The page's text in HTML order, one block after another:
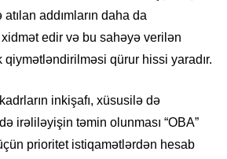
addımların daha da
xidmət edir və bu sahəyə verilən
qürur hissi yaradır.
inkişafı, xüsusilə də
irəliləyişin təmin olunması “OBA”
prioritet istiqamətlərdən hesab